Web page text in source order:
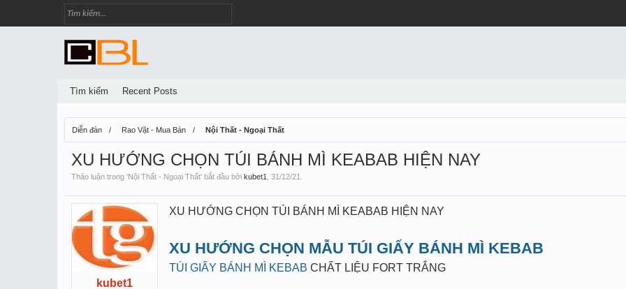
Diễn đàn Rao Vặt - Mua Bán Nội Thất - Ngoại Thất
XU HƯỚNG CHỌN TÚI BÁNH MÌ KEABAB HIỆN NAY
Thảo luận trong 'Nội Thất - Ngoại Thất' bắt đầu bởi kubet1 31/12/21
kubet1
XU HƯỚNG CHỌN TÚI BÁNH MÌ KEABAB HIỆN NAY
XU HƯỚNG CHỌN MẪU TÚI GIẤY BÁNH MÌ KEBAB
TÚI GIẤY BÁNH MÌ KEBAB CHẤT LIỆU FORT TRẮNG
Tìm kiếm Recent Posts